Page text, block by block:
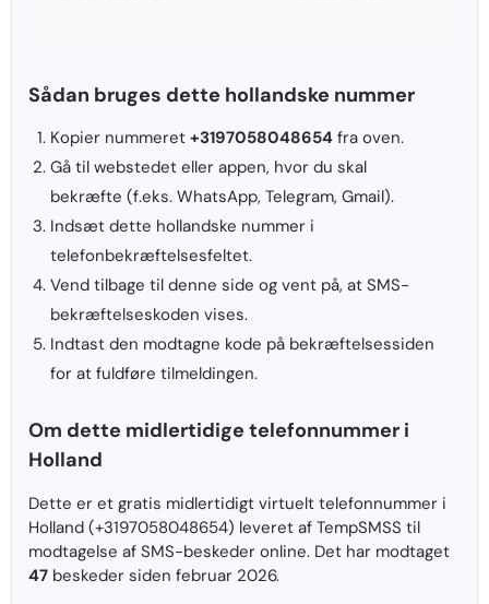
Sådan bruges dette hollandske nummer
Kopier nummeret +3197058048654 fra oven.
Gå til webstedet eller appen, hvor du skal
bekræfte (f.eks. WhatsApp, Telegram, Gmail).
Indsæt dette hollandske nummer i
telefonbekræftelsesfeltet.
Vend tilbage til denne side og vent på, at SMS-
bekræftelseskoden vises.
Indtast den modtagne kode på bekræftelsessiden
for at fuldføre tilmeldingen.
Om dette midlertidige telefonnummer i
Holland
Dette er et gratis midlertidigt virtuelt telefonnummer i
Holland (+3197058048654) leveret af TempSMSS til
modtagelse af SMS-beskeder online. Det har modtaget
47 beskeder siden februar 2026.